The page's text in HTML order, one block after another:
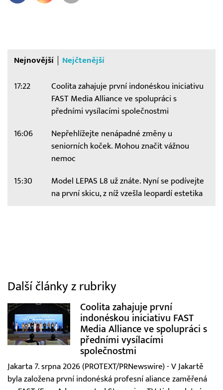
Nejnovější Nejčtenější
17:22
Coolita zahajuje první indonéskou iniciativu
FAST Media Alliance ve spolupráci s
předními vysílacími společnostmi
16:06
Nepřehlížejte nenápadné změny u
seniorních koček. Mohou značit vážnou
nemoc
15:30
Model LEPAS L8 už znáte. Nyní se podívejte
na první skicu, z níž vzešla leopardí estetika
Další články z rubriky
Coolita zahajuje první
indonéskou iniciativu FAST
Media Alliance ve spolupráci s
předními vysílacími
společnostmi
Jakarta 7. srpna 2026 (PROTEXT/PRNewswire) - V Jakartě
byla založena první indonéská profesní aliance zaměřená